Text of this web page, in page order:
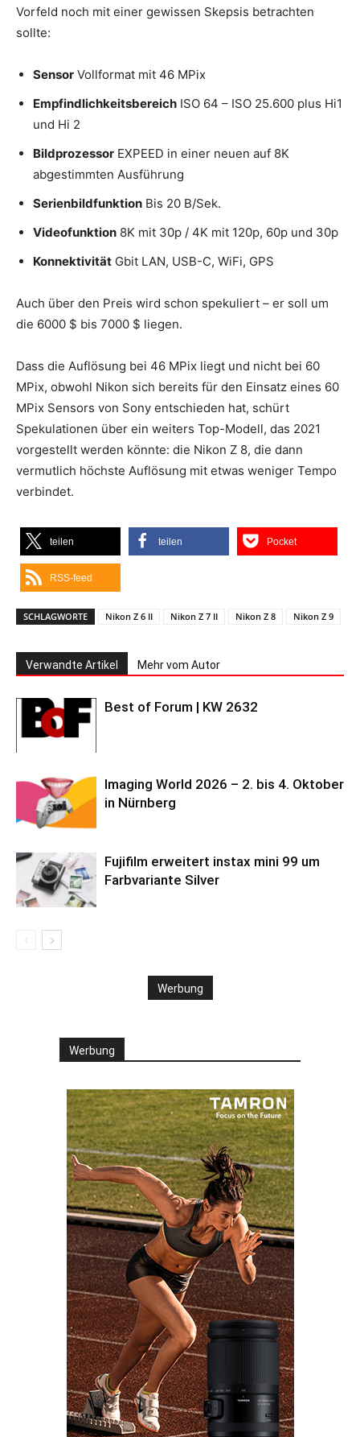
Vorfeld noch mit einer gewissen Skepsis betrachten
sollte:
Sensor Vollformat mit 46 MPix
Empfindlichkeitsbereich ISO 64 – ISO 25.600 plus Hi1
und Hi 2
Bildprozessor EXPEED in einer neuen auf 8K
abgestimmten Ausführung
Serienbildfunktion Bis 20 B/Sek.
Videofunktion 8K mit 30p / 4K mit 120p, 60p und 30p
Konnektivität Gbit LAN, USB-C, WiFi, GPS
Auch über den Preis wird schon spekuliert – er soll um
die 6000 $ bis 7000 $ liegen.
Dass die Auflösung bei 46 MPix liegt und nicht bei 60
MPix, obwohl Nikon sich bereits für den Einsatz eines 60
MPix Sensors von Sony entschieden hat, schürt
Spekulationen über ein weiters Top-Modell, das 2021
vorgestellt werden könnte: die Nikon Z 8, die dann
vermutlich höchste Auflösung mit etwas weniger Tempo
verbindet.
teilen teilen Pocket
RSS-feed
SCHLAGWORTE Nikon Z 6 II Nikon Z 7 II Nikon Z 8 Nikon Z 9
Verwandte Artikel Mehr vom Autor
Best of Forum | KW 2632
Imaging World 2026 – 2. bis 4. Oktober
in Nürnberg
Fujifilm erweitert instax mini 99 um
Farbvariante Silver
Werbung
Werbung